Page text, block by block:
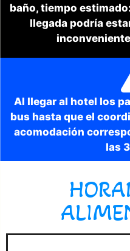
baño, tiempo
llegada podría
Al llegar al hotel los
bus hasta que el
acomodación
las